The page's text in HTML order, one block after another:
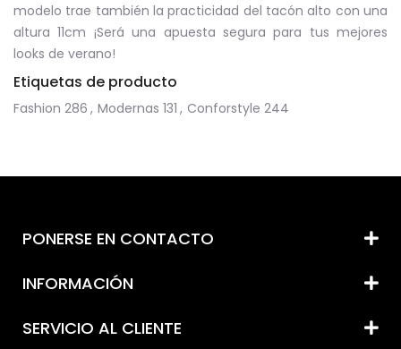
modelo trae también la practicidad del tacón alto con una
altura 11cm ¡Será una apuesta segura para tus mejores
looks de verano!
Etiquetas de producto
Fashion 286 , Modernas 131 , Conforstyle 244
PONERSE EN CONTACTO
INFORMACIÓN
SERVICIO AL CLIENTE